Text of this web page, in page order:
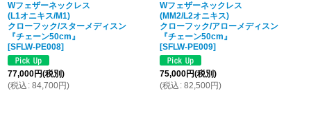
Wフェザーネックレス
(L1オニキス/M1)
クローフック/スターメディスン
『チェーン50cm』
[SFLW-PE008]
77,000円(税別)
(税込 : 84,700円)
Wフェザーネックレス
(MM2/L2オニキス)
クローフック/アローメディスン
『チェーン50cm』
[SFLW-PE009]
75,000円(税別)
(税込 : 82,500円)